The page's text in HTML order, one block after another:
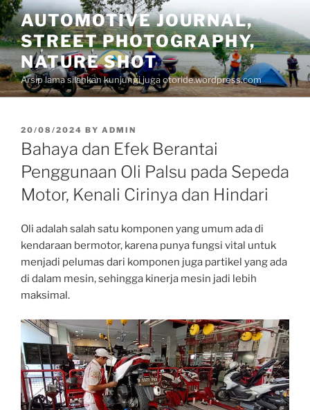
Skip
to
content
AUTOMOTIVE JOURNAL,
STREET PHOTOGRAPHY,
NATURE SHOT
Arsip lama silahkan kunjungi juga otoride.wordpress.com
POSTED
ON
20/08/2024 BY ADMIN
Bahaya dan Efek Berantai
Penggunaan Oli Palsu pada Sepeda
Motor, Kenali Cirinya dan Hindari
Oli adalah salah satu komponen yang umum ada di
kendaraan bermotor, karena punya fungsi vital untuk
menjadi pelumas dari komponen juga partikel yang ada
di dalam mesin, sehingga kinerja mesin jadi lebih
maksimal.